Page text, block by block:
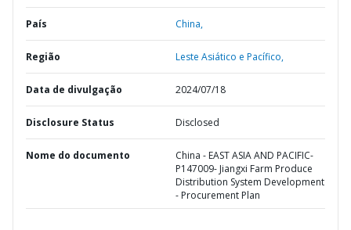
País China,
Região Leste Asiático e Pacífico,
Data de divulgação 2024/07/18
Disclosure Status Disclosed
Nome do documento
China - EAST ASIA AND PACIFIC-
P147009- Jiangxi Farm Produce
Distribution System Development
- Procurement Plan